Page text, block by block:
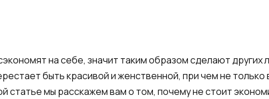
на себе, значит таким образом сделают
быть красивой и женственной, при чем не только
статье мы расскажем вам о том, почему не стоит